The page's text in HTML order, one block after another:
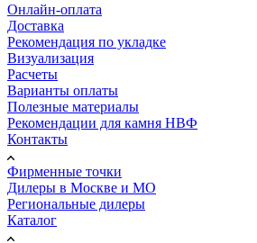
Онлайн-оплата
Доставка
Рекомендация по укладке
Визуализация
Расчеты
Варианты оплаты
Полезные материалы
Рекомендации для камня НВФ
Контакты
Фирменные точки
Дилеры в Москве и МО
Региональные дилеры
Каталог